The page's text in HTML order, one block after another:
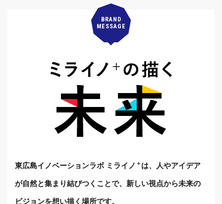
BRAND
MESSAGE
東広島イノベーションラボ ミライノ ＋ は、人やアイデア
が自然と集まり結びつくことで、 新しい視点から未来の
ビジョンを想い描く場所です。